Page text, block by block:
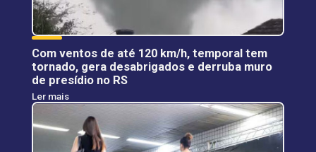
Com ventos de até 120 km/h, temporal tem
tornado, gera desabrigados e derruba muro
de presídio no RS
Ler mais